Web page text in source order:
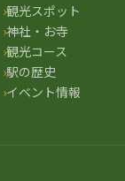
観光スポット
神社・お寺
観光コース
駅の歴史
イベント情報